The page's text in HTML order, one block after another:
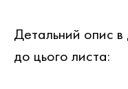
Детальний опис в
до цього листа: